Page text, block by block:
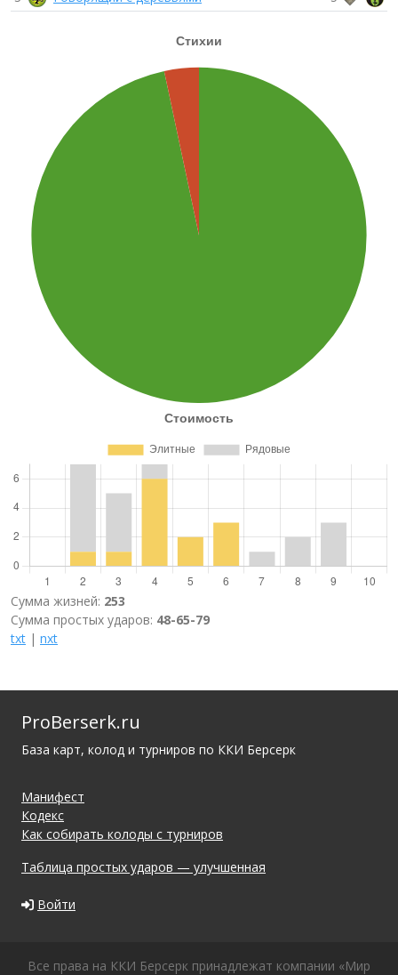
Сумма жизней: 253
Сумма простых ударов: 48-65-79
txt | nxt
ProBerserk.ru
База карт, колод и турниров по ККИ Берсерк
Манифест
Кодекс
Как собирать колоды с турниров
Таблица простых ударов — улучшенная
Войти
Все права на ККИ Берсерк принадлежат компании «Мир